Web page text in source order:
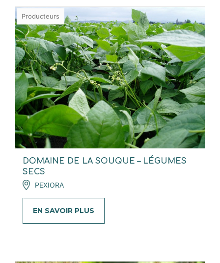
Producteurs
DOMAINE DE LA SOUQUE – LÉGUMES
SECS
PEXIORA
EN SAVOIR PLUS